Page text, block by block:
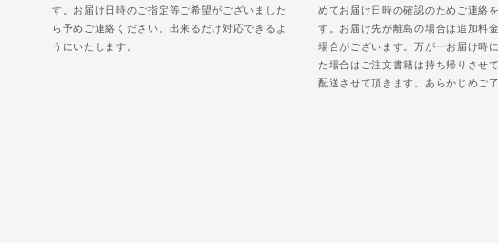
す。お届け日時のご指定等ご希望がございました
ら予めご連絡ください。出来るだけ対応できるよ
うにいたします。
めてお届け日時の確認のためご連絡
す。お届け先が離島の場合は追加料
場合がございます。万が一お届け時
た場合はご注文書籍は持ち帰りさせ
配送させて頂きます。あらかじめご